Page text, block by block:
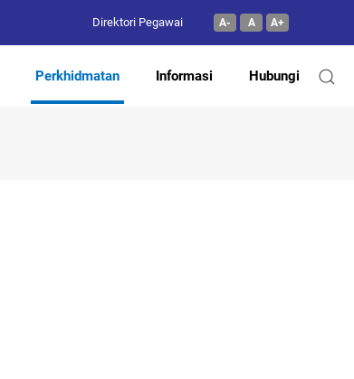
Direktori Pegawai A- A A+
Perkhidmatan Informasi Hubungi